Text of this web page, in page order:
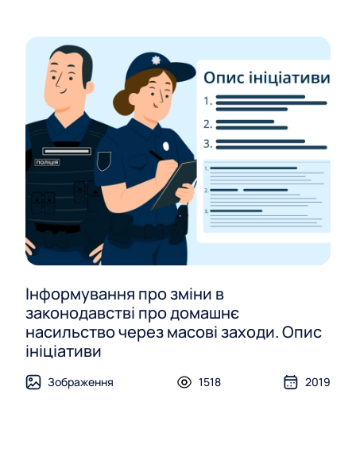
Інформування про зміни в
законодавстві про домашнє
насильство через масові заходи. Опис
ініціативи
Зображення 1518 2019